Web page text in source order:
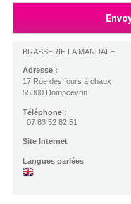
BRASSERIE LA MANDALE
Adresse :
17 Rue des fours à chaux
55300 Dompcevrin
Téléphone :
07 83 52 82 51
Site Internet
Langues parlées